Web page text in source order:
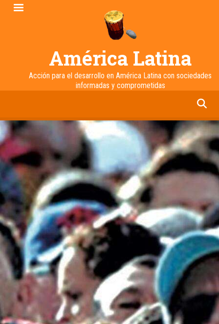
Pasar
América Latina
Acción para el desarrollo en América Latina con sociedades
informadas y comprometidas